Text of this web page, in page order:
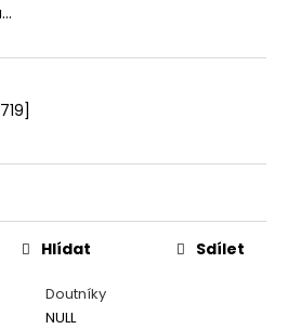
Doutníky
NULL
Hlídat Sdílet